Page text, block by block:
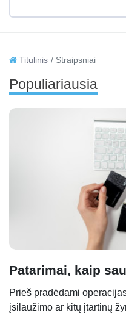
Titulinis Straipsniai
Populiariausia
Patarimai, kaip
Prieš pradėdami
įsilaužimo ar kitų įtartinų